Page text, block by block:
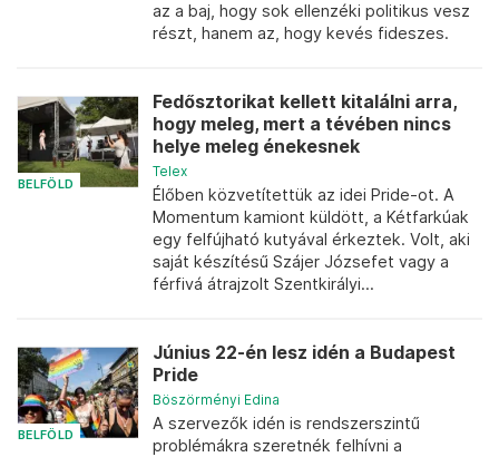
az a baj, hogy sok ellenzéki politikus vesz
részt, hanem az, hogy kevés fideszes.
BELFÖLD
Fedősztorikat kellett kitalálni arra,
hogy meleg, mert a tévében nincs
helye meleg énekesnek
Telex
Élőben közvetítettük az idei Pride-ot. A
Momentum kamiont küldött, a Kétfarkúak
egy felfújható kutyával érkeztek. Volt, aki
saját készítésű Szájer Józsefet vagy a
férfivá átrajzolt Szentkirályi...
BELFÖLD
Június 22-én lesz idén a Budapest
Pride
Böszörményi Edina
A szervezők idén is rendszerszintű
problémákra szeretnék felhívni a